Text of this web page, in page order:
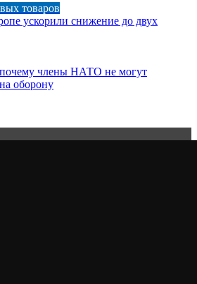
товаров
ускорили снижение до двух
почему члены НАТО не могут
оборону